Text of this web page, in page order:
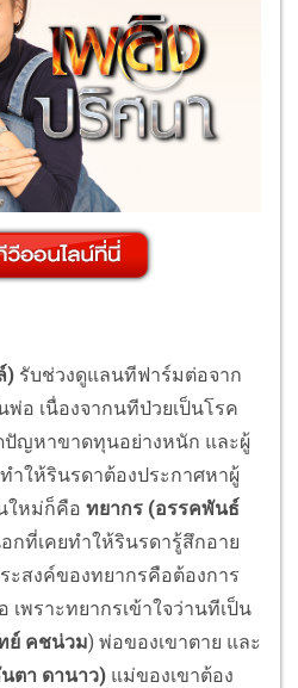
) รับช่วงดูแลนทีฟาร์มต่อจาก
พ่อ เนื่องจากนทีป่วยเป็นโรค
ญหาขาดทุนอย่างหนัก และผู้
ให้รินรดาต้องประกาศหาผู้
ใหม่ก็คือ ทยากร (อรรคพันธ์
กที่เคยทำให้รินรดารู้สึกอาย
ะสงค์ของทยากรคือต้องการ
พราะทยากรเข้าใจว่านทีเป็น
ย์ คชน่วม) พ่อของเขาตาย และ
ตา ดานาว) แม่ของเขาต้อง